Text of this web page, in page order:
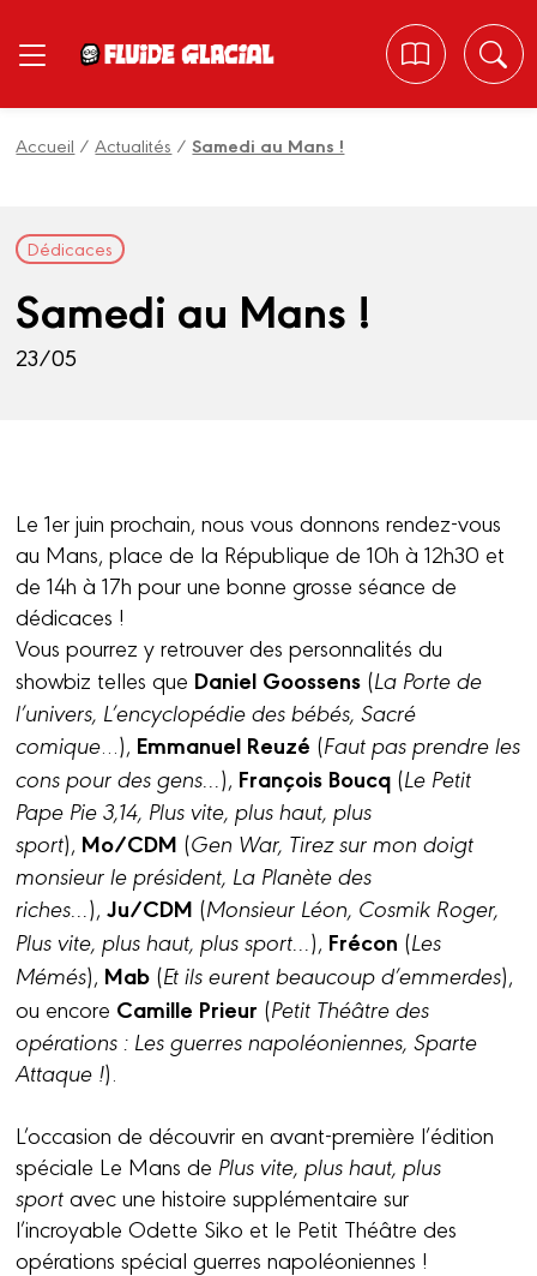
Accueil /Actualités /Samedi au Mans !
Dédicaces
Samedi au Mans !
23/05
Le 1er juin prochain, nous vous donnons rendez-vous
au Mans, place de la République de 10h à 12h30 et
de 14h à 17h pour une bonne grosse séance de
dédicaces !
Vous pourrez y retrouver des personnalités du
showbiz telles que Daniel Goossens (La Porte de
l’univers, L’encyclopédie des bébés, Sacré
comique …), Emmanuel Reuzé (Faut pas prendre les
cons pour des gens… ), François Boucq (Le Petit
Pape Pie 3,14, Plus vite, plus haut, plus
sport), Mo/CDM (Gen War, Tirez sur mon doigt
monsieur le président, La Planète des
riches… ),Ju/CDM (Monsieur Léon, Cosmik Roger,
Plus vite, plus haut, plus sport… ), Frécon (Les
Mémés), Mab (Et ils eurent beaucoup d’emmerdes),
ou encore Camille Prieur (Petit Théâtre des
opérations : Les guerres napoléoniennes, Sparte
Attaque !).
L’occasion de découvrir en avant-première l’édition
spéciale Le Mans de Plus vite, plus haut, plus
sportavec une histoire supplémentaire sur
l’incroyable Odette Siko et le Petit Théâtre des
opérations spécial guerres napoléoniennes !